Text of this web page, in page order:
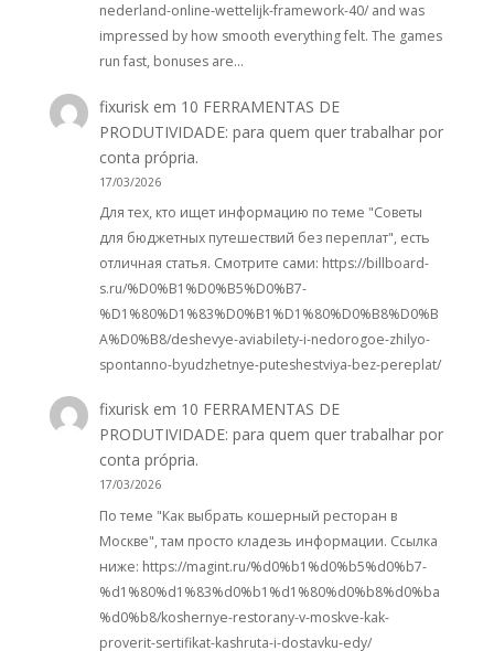
nederland-online-wettelijk-framework-40/ and was
impressed by how smooth everything felt. The games
run fast, bonuses are…
fixurisk em 10 FERRAMENTAS DE
PRODUTIVIDADE: para quem quer trabalhar por
conta própria.
17/03/2026
Для тех, кто ищет информацию по теме "Советы
для бюджетных путешествий без переплат", есть
отличная статья. Смотрите сами: https://billboard-
s.ru/%D0%B1%D0%B5%D0%B7-
%D1%80%D1%83%D0%B1%D1%80%D0%B8%D0%B
A%D0%B8/deshevye-aviabilety-i-nedorogoe-zhilyo-
spontanno-byudzhetnye-puteshestviya-bez-pereplat/
fixurisk em 10 FERRAMENTAS DE
PRODUTIVIDADE: para quem quer trabalhar por
conta própria.
17/03/2026
По теме "Как выбрать кошерный ресторан в
Москве", там просто кладезь информации. Ссылка
ниже: https://magint.ru/%d0%b1%d0%b5%d0%b7-
%d1%80%d1%83%d0%b1%d1%80%d0%b8%d0%ba
%d0%b8/koshernye-restorany-v-moskve-kak-
proverit-sertifikat-kashruta-i-dostavku-edy/